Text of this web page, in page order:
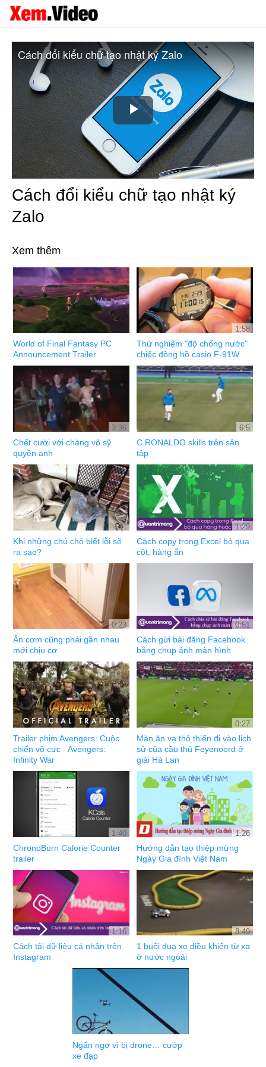
Play
Video
Cách đổi kiểu chữ tạo nhật ký Zalo
Cách đổi kiểu chữ tạo nhật ký
Zalo
Xem thêm
World of Final Fantasy PC
Announcement Trailer
1:58
Thử nghiệm "độ chống nước"
chiếc đồng hồ casio F-91W
3:36
Chết cười với chàng võ sỹ
quyền anh
6:5
C.RONALDO skills trên sân
tập
Khi những chú chó biết lỗi sẽ
ra sao?
1:29
Cách copy trong Excel bỏ qua
cột, hàng ẩn
0:23
Ăn cơm cũng phải gần nhau
mới chịu cơ
0:51
Cách gửi bài đăng Facebook
bằng chụp ảnh màn hình
Trailer phim Avengers: Cuộc
chiến vô cực - Avengers:
Infinity War
0:27
Màn ăn vạ thô thiển đi vào lịch
sử của cầu thủ Feyenoord ở
giải Hà Lan
1:40
ChronoBurn Calorie Counter
trailer
1:26
Hướng dẫn tạo thiệp mừng
Ngày Gia đình Việt Nam
1:16
Cách tải dữ liệu cá nhân trên
Instagram
8:49
1 buổi đua xe điều khiển từ xa
ở nước ngoài
Ngẩn ngơ vì bị drone… cướp
xe đạp